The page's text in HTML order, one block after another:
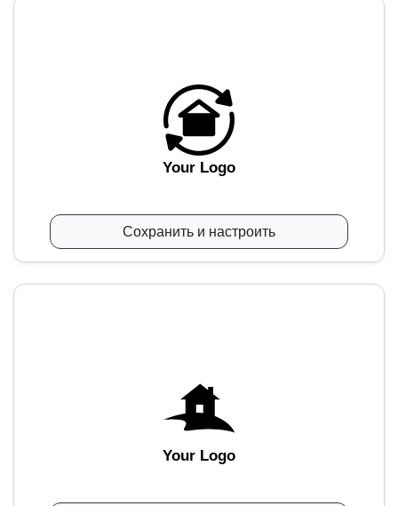
Your Logo
Сохранить и настроить
Your Logo